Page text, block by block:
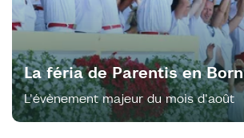
La féria de Parentis en Born
L'évènement majeur du mois d'août